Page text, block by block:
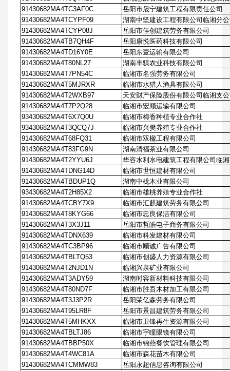
91430682MA4TC3AF0C
岳阳市晟宁建筑工程有限责任公司
91430682MA4TCYPF09
湖南中坚建设工程有限公司临湘分
91430682MA4TCYP08J
岳阳市佳创建筑劳务有限公司
91430682MA4TB7QH4F
岳阳康悦医药科技有限公司
91430682MA4TD16Y0E
岳阳东壹运输有限公司
91430682MA4T80NL27
湖南丰骐农业科技有限公司
91430682MA4T7PN54C
临湘市名强劳务有限公司
91430682MA4T5MJRXR
临湘市水猎人渔具有限公司
91430682MA4T2WXB97
天安财产保险股份有限公司临湘支
91430682MA4T7P2Q28
临湘市宏顺运输有限公司
93430682MA4T6X7Q0U
临湘市梅香种植专业合作社
93430682MA4T3QCQ7J
临湘市兴樊养殖专业合作社
91430682MA4T68FQ31
临湘市双楹工程有限公司
91430682MA4T83FG9N
湖南清福茶业有限公司
91430682MA4T2YYU6J
华容水利水电建筑工程有限公司临湘
91430682MA4TDNG14D
临湘市世恒建材有限公司
91430682MA4TBDUP1Q
湖南中栊木业有限公司
93430682MA4T2H85X2
临湘市雄桃养殖专业合作社
91430682MA4TCBY7X9
临湘市汇麒建筑劳务有限公司
91430682MA4T8KYG66
临湘市忠良保洁有限公司
91430682MA4T3X3J11
岳阳市哲皓电子商务有限公司
91430682MA4TDNX639
临湘市科发建材有限公司
91430682MA4TC3BP96
临湘市顺诚广告有限公司
91430682MA4TBLTQ53
临湘市创盛人力资源有限公司
91430682MA4T2NJD1N
临湘兴泉矿业有限公司
91430682MA4T3ADY59
湖南时容新材料科技有限公司
91430682MA4T80ND7F
临湘市胜吾木材加工有限公司
91430682MA4T3J3P2R
岳阳荣亿森劳务有限公司
91430682MA4T95LR8F
岳阳市景昌建筑劳务有限公司
91430682MA4T5MHKXX
临湘市卫锋再生资源有限公司
91430682MA4TBLTJ86
临湘市宇瞳眼镜有限公司
91430682MA4TBBP50X
临湘市锦燕餐饮管理有限公司
91430682MA4T4WC81A
临湘市森花苗木有限公司
91430682MA4TCMMW83
岳阳永超信息咨询有限公司